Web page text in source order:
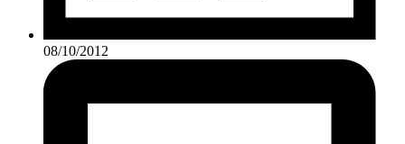
08/10/2012